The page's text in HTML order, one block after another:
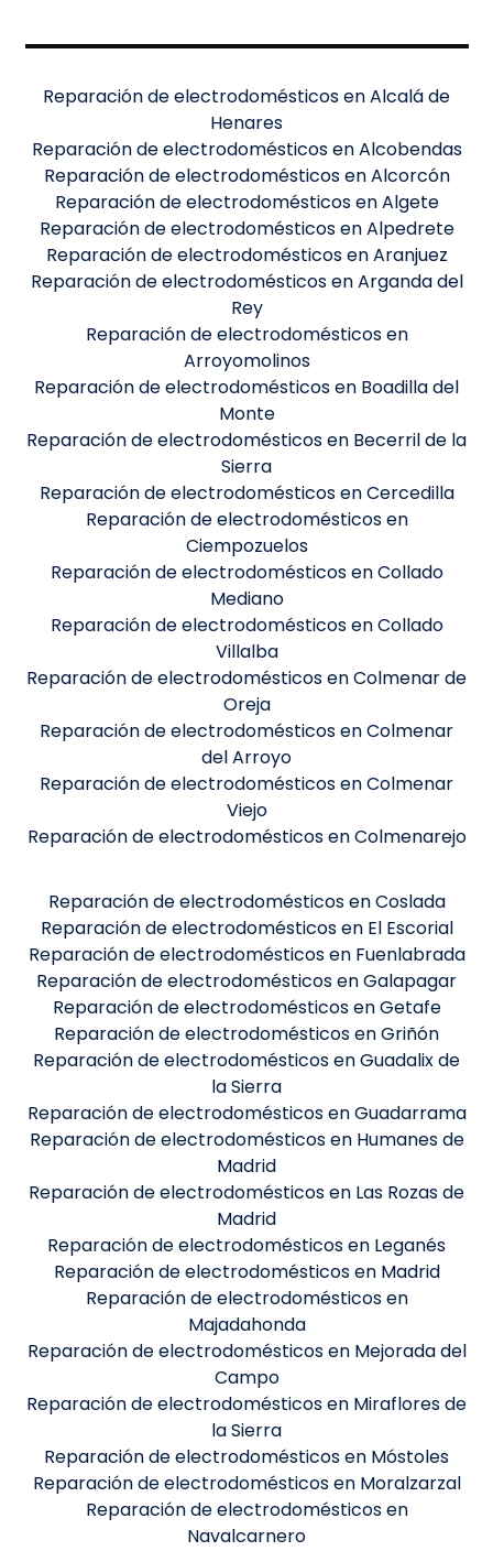
Reparación de electrodomésticos en Alcalá de
Henares
Reparación de electrodomésticos en Alcobendas
Reparación de electrodomésticos en Alcorcón
Reparación de electrodomésticos en Algete
Reparación de electrodomésticos en Alpedrete
Reparación de electrodomésticos en Aranjuez
Reparación de electrodomésticos en Arganda del
Rey
Reparación de electrodomésticos en
Arroyomolinos
Reparación de electrodomésticos en Boadilla del
Monte
Reparación de electrodomésticos en Becerril de la
Sierra
Reparación de electrodomésticos en Cercedilla
Reparación de electrodomésticos en
Ciempozuelos
Reparación de electrodomésticos en Collado
Mediano
Reparación de electrodomésticos en Collado
Villalba
Reparación de electrodomésticos en Colmenar de
Oreja
Reparación de electrodomésticos en Colmenar
del Arroyo
Reparación de electrodomésticos en Colmenar
Viejo
Reparación de electrodomésticos en Colmenarejo
Reparación de electrodomésticos en Coslada
Reparación de electrodomésticos en El Escorial
Reparación de electrodomésticos en Fuenlabrada
Reparación de electrodomésticos en Galapagar
Reparación de electrodomésticos en Getafe
Reparación de electrodomésticos en Griñón
Reparación de electrodomésticos en Guadalix de
la Sierra
Reparación de electrodomésticos en Guadarrama
Reparación de electrodomésticos en Humanes de
Madrid
Reparación de electrodomésticos en Las Rozas de
Madrid
Reparación de electrodomésticos en Leganés
Reparación de electrodomésticos en Madrid
Reparación de electrodomésticos en
Majadahonda
Reparación de electrodomésticos en Mejorada del
Campo
Reparación de electrodomésticos en Miraflores de
la Sierra
Reparación de electrodomésticos en Móstoles
Reparación de electrodomésticos en Moralzarzal
Reparación de electrodomésticos en
Navalcarnero